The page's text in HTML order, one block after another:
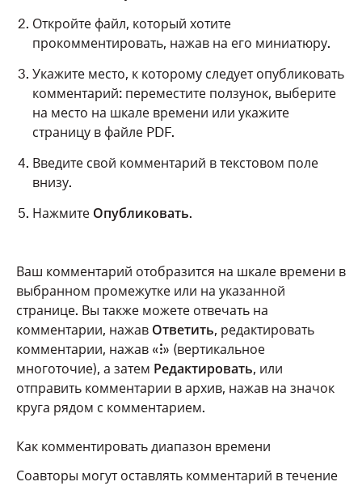
Откройте файл, который хотите
прокомментировать, нажав на его миниатюру.
Укажите место, к которому следует опубликовать
комментарий: переместите ползунок, выберите
на место на шкале времени или укажите
страницу в файле PDF.
Введите свой комментарий в текстовом поле
внизу.
Нажмите Опубликовать.
Ваш комментарий отобразится на шкале времени в
выбранном промежутке или на указанной
странице. Вы также можете отвечать на
комментарии, нажав Ответить, редактировать
комментарии, нажав «⁝» (вертикальное
многоточие), а затем Редактировать, или
отправить комментарии в архив, нажав на значок
круга рядом с комментарием.
Как комментировать диапазон времени
Соавторы могут оставлять комментарий в течение